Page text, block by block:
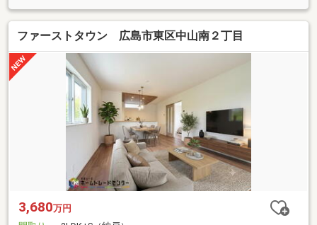
ファーストタウン 広島市東区中山南２丁目
3,680万円